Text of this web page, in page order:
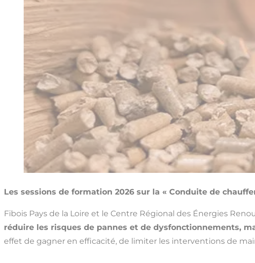
Les sessions de formation 2026 sur la « Conduite de
Fibois Pays de la Loire et le Centre Régional des Énergies
réduire les risques de pannes et de dysfonctionnements,
effet de gagner en efficacité, de limiter les interventions de